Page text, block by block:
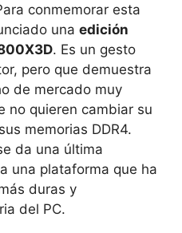
conmemorar esta
una edición
. Es un gesto
pero que demuestra
de mercado muy
no quieren cambiar su
memorias DDR4.
da una última
una plataforma que ha
duras y
del PC.